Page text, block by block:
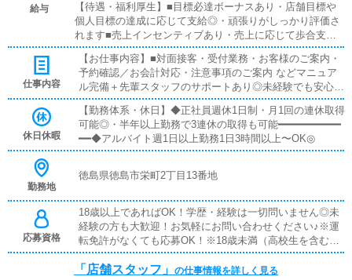
給与
【待遇・福利厚生】■目標必達ボーナスあり・店舗目標や
個人目標の達成に応じて支給◎・頑張りがしっかり評価さ
れます■売上インセンティブあり・売上に応じて歩合支
給・成果がダイレクトに収入へ反映されます■試用期間あ
り・入社後は研修・試用期間あり・未経験でも安心してス
タートできます■日払いOK・急な出費にも対応可能・働い
た分をその日に受け取りOK◎■給与手渡し・振込待ちなし
で安心・希望に応じて手渡し対応可能■社員寮完備・即入
居OKの個室寮あり・新生活のスタートもサポートします
仕事内容
【お仕事内容】■対面接客・受付業務・お客様のご案内・
予約確認／お会計対応・注意事項のご案内 などマニュア
ル完備＋先輩スタッフのサポートあり◎未経験でも安心し
てスタートできます！━━━━━━━━━━━━■キャスト管理・キ
ャストさんのサポート業務・写メ日記などのPR方法アド
バイス「どうすれば稼げるか」を一緒に考えるお仕事です
◎━━━━━━━━━━━━■PC更新業務・ヘブンネット等の情報
は簡単な入力作業なので、PCが苦手でも問題ありません
充・管理快適に過ごせる環境づくりをお願いします♪
休日休暇
【勤務体系・休日】◆正社員週休1日制・月1回の連休取得
可能◎・半年以上勤務で3連休の取得も可能━━━━━━━━━━
━━◆アルバイト週1日以上勤務1日3時間以上〜OK◎
勤務地
徳島県徳島市栄町2丁目13番地
応募資格
18歳以上であればOK！学歴・経験は一切問いません◎未
経験の方も大歓迎！お気軽にお問い合わせください♪※運
転免許がなくても応募OK！※18歳未満（高校生を含む）
のご応募はお断りしております。
「店舗スタッフ」 の仕事情報を詳しく見る